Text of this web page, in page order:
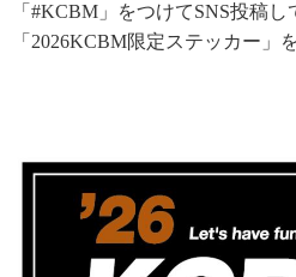
「#KCBM」をつけてSNS投稿し
「2026KCBM限定ステッカー」